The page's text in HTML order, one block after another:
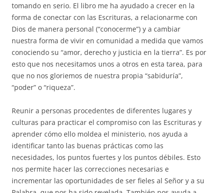
tomando en serio. El libro me ha ayudado a crecer en la
forma de conectar con las Escrituras, a relacionarme con
Dios de manera personal (“conocerme”) y a cambiar
nuestra forma de vivir en comunidad a medida que vamos
conociendo su “amor, derecho y justicia en la tierra”. Es por
esto que nos necesitamos unos a otros en esta tarea, para
que no nos gloriemos de nuestra propia “sabiduría”,
“poder” o “riqueza”.
Reunir a personas procedentes de diferentes lugares y
culturas para practicar el compromiso con las Escrituras y
aprender cómo ello moldea el ministerio, nos ayuda a
identificar tanto las buenas prácticas como las
necesidades, los puntos fuertes y los puntos débiles. Esto
nos permite hacer las correcciones necesarias e
incrementar las oportunidades de ser fieles al Señor y a su